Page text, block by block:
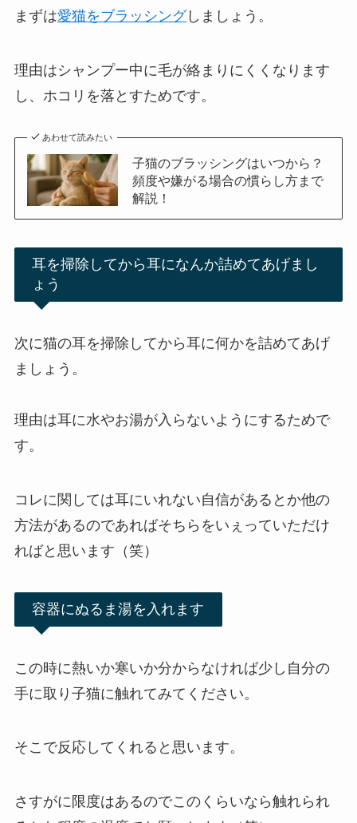
まずは愛猫をブラッシングしましょう。
理由はシャンプー中に毛が絡まりにくくなります
し、ホコリを落とすためです。
あわせて読みたい
子猫のブラッシングはいつから？
頻度や嫌がる場合の慣らし方まで
解説！
耳を掃除してから耳になんか詰めてあげまし
ょう
次に猫の耳を掃除してから耳に何かを詰めてあげ
ましょう。
理由は耳に水やお湯が入らないようにするためで
す。
コレに関しては耳にいれない自信があるとか他の
方法があるのであればそちらをいぇっていただけ
ればと思います（笑）
容器にぬるま湯を入れます
この時に熱いか寒いか分からなければ少し自分の
手に取り子猫に触れてみてください。
そこで反応してくれると思います。
さすがに限度はあるのでこのくらいなら触れられ